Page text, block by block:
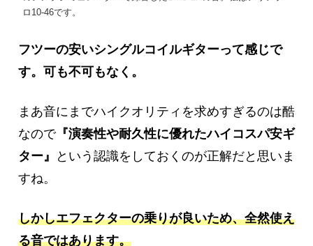
ロ10-46です。
フツーの安いシングルコイルギターって感じで
す。可も不可もなく。
まあ音にまでハイクオリティを求めすぎるのは酷
なので『演奏性や耐久性に優れたハイコスパ安ギ
ター』
という認識をしておくのが正解だと思いま
すね。
しかしエフェクターの乗りが良いため、全然使え
る音ではあります。